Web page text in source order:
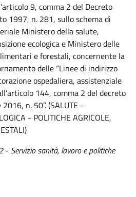
9, comma 2 del Decreto
1997, n. 281, sullo schema di
Ministero della salute,
ecologica e Ministero delle
e forestali, concernente la
delle “Linee di indirizzo
ospedaliera, assistenziale
144, comma 2 del decreto
n. 50”. (SALUTE -
- POLITICHE AGRICOLE,
- Servizio sanità, lavoro e politiche